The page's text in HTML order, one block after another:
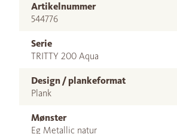
Artikelnummer
544776
Serie
TRITTY 200 Aqua
Design / plankeformat
Plank
Mønster
Eg Metallic natur